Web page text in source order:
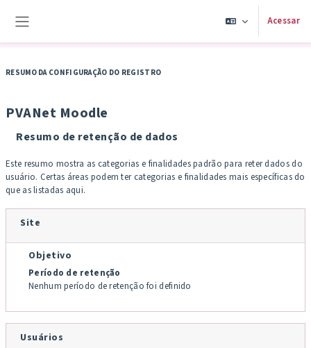
Acessar
RESUMO DA CONFIGURAÇÃO DO REGISTRO
PVANet Moodle
Resumo de retenção de dados
Este resumo mostra as categorias e finalidades padrão para reter dados do
usuário. Certas áreas podem ter categorias e finalidades mais específicas do
que as listadas aqui.
Site
Objetivo
Período de retenção
Nenhum período de retenção foi definido
Usuários